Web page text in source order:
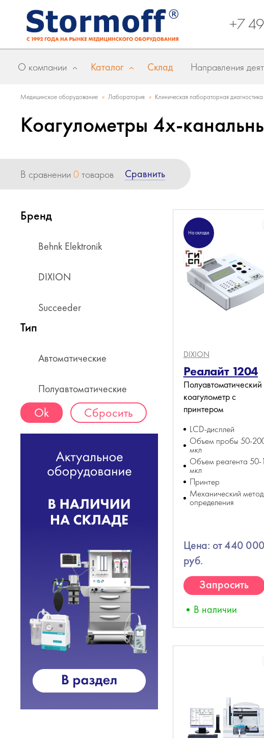
+7
О компании Каталог Склад Направления
Медицинское оборудование » Лаборатория » Клиническая лабораторная диагностика
Коагулометры 4х-
В сравнении 0товаров Сравнить
Бренд
Behnk Elektronik
DIXION
Succeeder
Тип
Автоматические
Полуавтоматические
Сбросить
На складе
DIXION
Реалайт 1204
Полуавтоматический
коагулометр с
принтером
LCD-дисплей
Объем пробы 50-
мкл
Объем реагента 50-
мкл
Принтер
Механический метод
определения
Цена: от 440 000
руб.
Запросить
В наличии